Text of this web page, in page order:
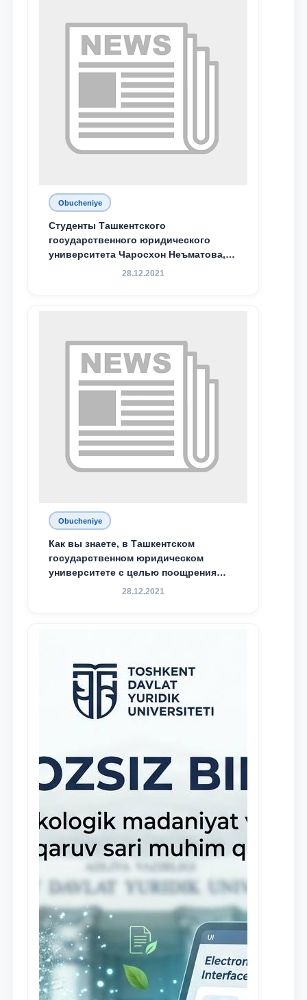
Obucheniye
Студенты Ташкентского
государственного юридического
университета Чаросхон Неъматова,
Севдо Хакимходжаева, Анбарой
специальной стипендии имени
Хадичи Сулеймановой.
28.12.2021
Obucheniye
Как вы знаете, в Ташкентском
государственном юридическом
университете с целью поощрения
талантливых, активных и
28.12.2021